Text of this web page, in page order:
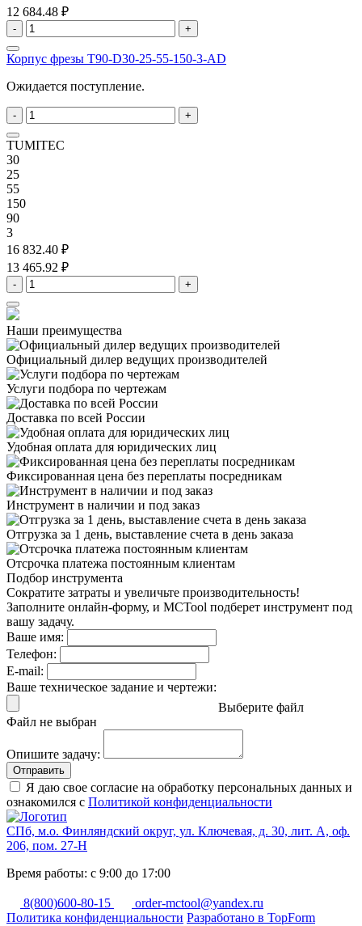
12 684.48 ₽
- +
Корпус фрезы T90-D30-25-55-150-3-AD
Ожидается поступление.
- +
TUMITEC
30
25
55
150
90
3
16 832.40 ₽
13 465.92 ₽
- +
Наши преимущества
Официальный дилер ведущих производителей
Услуги подбора по чертежам
Доставка по всей России
Удобная оплата для юридических лиц
Фиксированная цена без переплаты посредникам
Инструмент в наличии и под заказ
Отгрузка за 1 день, выставление счета в день заказа
Отсрочка платежа постоянным клиентам
Подбор инструмента
Сократите затраты и увеличьте производительность!
Заполните онлайн-форму, и MCTool подберет инструмент под
вашу задачу.
Ваше имя:
Телефон:
E-mail:
Ваше техническое задание и чертежи:
Выберите файл
Файл не выбран
Опишите задачу:
Отправить
Я даю свое согласие на обработку персональных данных и
ознакомился с Политикой конфиденциальности
СПб, м.о. Финляндский округ, ул. Ключевая, д. 30, лит. А, оф.
206, пом. 27-Н
Время работы: с 9:00 до 17:00
8(800)600-80-15
order-mctool@yandex.ru
Политика конфиденциальности Разработано в TopForm